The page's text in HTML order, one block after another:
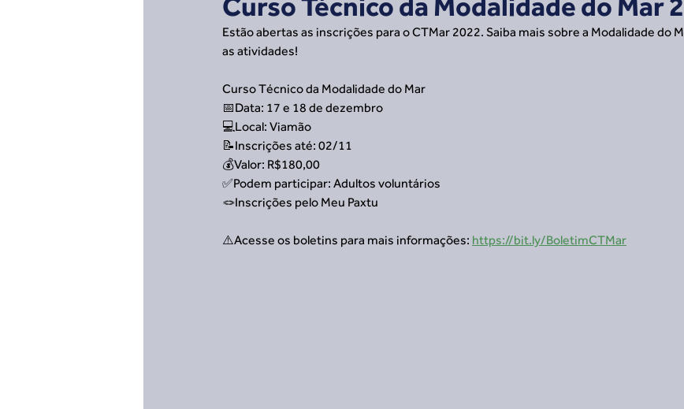
Estão abertas as inscrições para o CTMar 2022. Saiba mais sobre a Modalidade do
as atividades!
Curso Técnico da Modalidade do Mar
📅Data: 17 e 18 de dezembro
💻Local: Viamão
📝Inscrições até: 02/11
💰Valor: R$180,00
✅Podem participar: Adultos voluntários
🪢Inscrições pelo Meu Paxtu
⚠️Acesse os boletins para mais informações: https://bit.ly/BoletimCTMar